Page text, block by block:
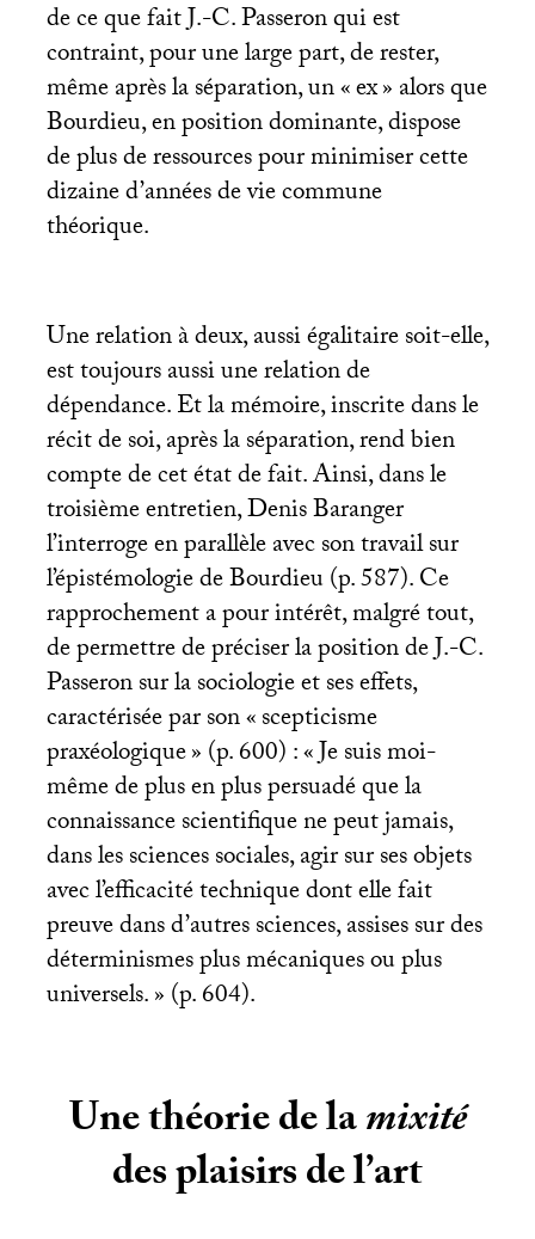
de ce que fait J.-C. Passeron qui est
contraint, pour une large part, de rester,
même après la séparation, un «ex» alors que
Bourdieu, en position dominante, dispose
de plus de ressources pour minimiser cette
dizaine d’années de vie commune
théorique.
Une relation à deux, aussi égalitaire soit-elle,
est toujours aussi une relation de
dépendance. Et la mémoire, inscrite dans le
récit de soi, après la séparation, rend bien
compte de cet état de fait. Ainsi, dans le
troisième entretien, Denis Baranger
l’interroge en parallèle avec son travail sur
l’épistémologie de Bourdieu (p. 587). Ce
rapprochement a pour intérêt, malgré tout,
de permettre de préciser la position de J.-C.
Passeron sur la sociologie et ses effets,
caractérisée par son «scepticisme
praxéologique» (p. 600) : «Je suis moi-
même de plus en plus persuadé que la
connaissance scientifique ne peut jamais,
dans les sciences sociales, agir sur ses objets
avec l’efficacité technique dont elle fait
preuve dans d’autres sciences, assises sur des
déterminismes plus mécaniques ou plus
universels.» (p. 604).
Une théorie de lamixité
des plaisirs de l’art